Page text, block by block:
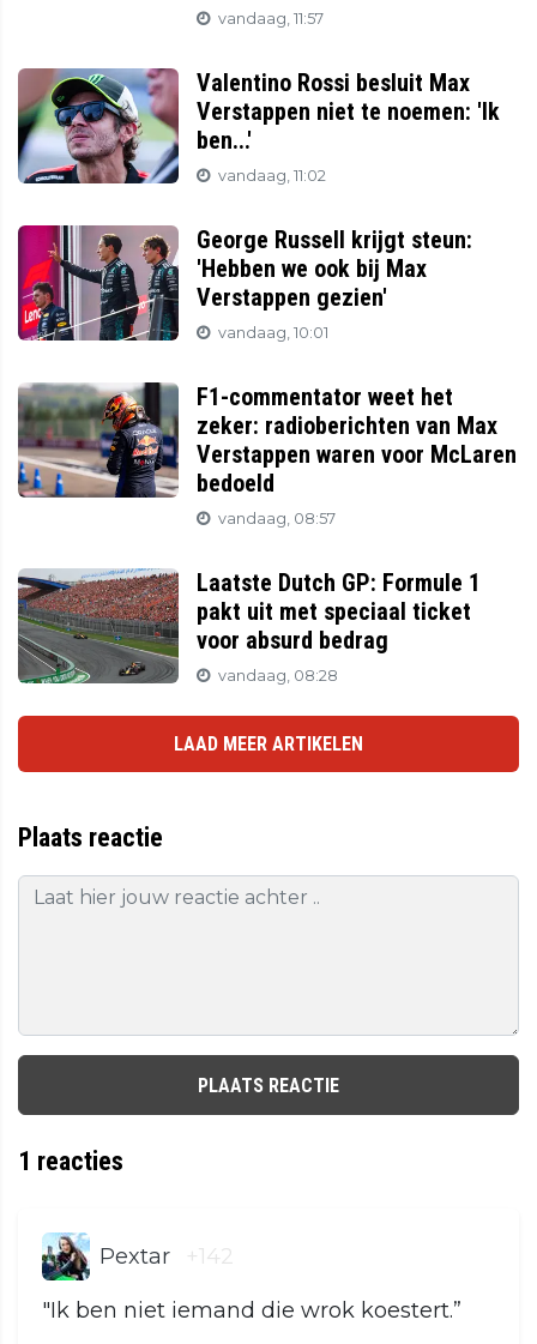
vandaag, 11:57
Valentino Rossi besluit Max
Verstappen niet te noemen: 'Ik
ben...'
vandaag, 11:02
George Russell krijgt steun:
'Hebben we ook bij Max
Verstappen gezien'
vandaag, 10:01
F1-commentator weet het
zeker: radioberichten van Max
Verstappen waren voor McLaren
bedoeld
vandaag, 08:57
Laatste Dutch GP: Formule 1
pakt uit met speciaal ticket
voor absurd bedrag
vandaag, 08:28
LAAD MEER ARTIKELEN
Plaats reactie
PLAATS REACTIE
1 reacties
Pextar +142
"Ik ben niet iemand die wrok koestert.”